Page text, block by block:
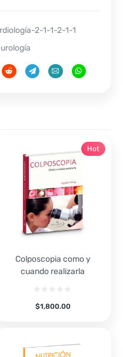
2-1-1-2-1-1
Colposcopia como y
cuando realizarla
$1,800.00
Hot